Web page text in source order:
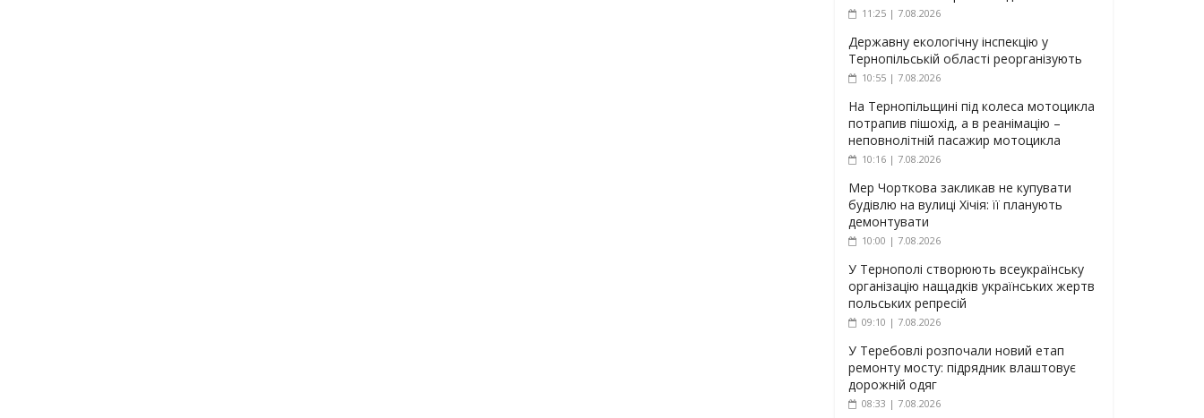
11:25 | 7.08.2026
Державну екологічну інспекцію у
Тернопільській області реорганізують
10:55 | 7.08.2026
На Тернопільщині під колеса мотоцикла
потрапив пішохід, а в реанімацію –
неповнолітній пасажир мотоцикла
10:16 | 7.08.2026
Мер Чорткова закликав не купувати
будівлю на вулиці Хічія: її планують
демонтувати
10:00 | 7.08.2026
У Тернополі створюють всеукраїнську
організацію нащадків українських жертв
польських репресій
09:10 | 7.08.2026
У Теребовлі розпочали новий етап
ремонту мосту: підрядник влаштовує
дорожній одяг
08:33 | 7.08.2026